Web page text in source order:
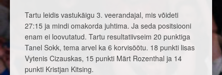
Tartu leidis vastukäigu 3. veerandajal, mis võideti
27:15 ja mindi omakorda juhtima. Ja seda positsiooni
enam ei loovutatud. Tartu resultatiivseim 20 punktiga
Tanel Sokk, tema arvel ka 6 korvisöötu. 18 punkti lisas
Vytenis Cizauskas, 15 punkti Märt Rozenthal ja 14
punkti Kristjan Kitsing.